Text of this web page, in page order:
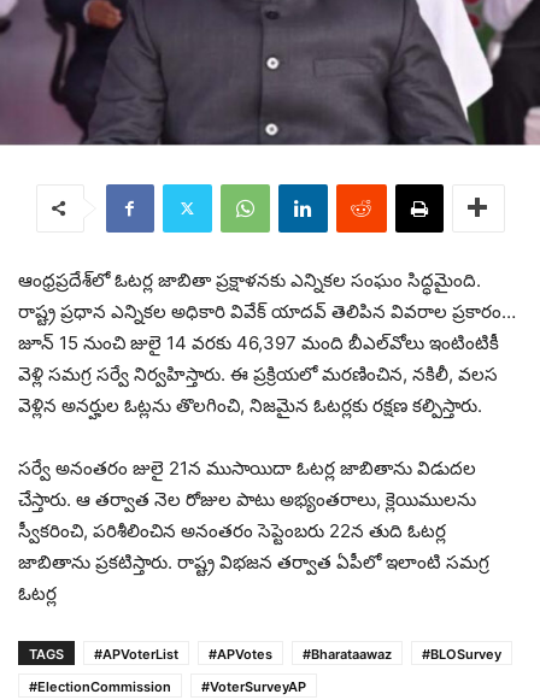
ఆంధ్రప్రదేశ్‌లో ఓటర్ల జాబితా ప్రక్షాళనకు ఎన్నికల సంఘం సిద్ధమైంది.
రాష్ట్ర ప్రధాన ఎన్నికల అధికారి వివేక్ యాదవ్ తెలిపిన వివరాల ప్రకారం…
జూన్ 15 నుంచి జులై 14 వరకు 46,397 మంది బీఎల్‌వోలు ఇంటింటికీ
వెళ్లి సమగ్ర సర్వే నిర్వహిస్తారు. ఈ ప్రక్రియలో మరణించిన, నకిలీ, వలస
వెళ్లిన అనర్హుల ఓట్లను తొలగించి, నిజమైన ఓటర్లకు రక్షణ కల్పిస్తారు.
సర్వే అనంతరం జులై 21న ముసాయిదా ఓటర్ల జాబితాను విడుదల
చేస్తారు. ఆ తర్వాత నెల రోజుల పాటు అభ్యంతరాలు, క్లెయిములను
స్వీకరించి, పరిశీలించిన అనంతరం సెప్టెంబరు 22న తుది ఓటర్ల
జాబితాను ప్రకటిస్తారు. రాష్ట్ర విభజన తర్వాత ఏపీలో ఇలాంటి సమగ్ర
ఓటర్ల
TAGS #APVoterList #APVotes #Bharataawaz
#BLOSurvey
#ElectionCommission
#VoterSurveyAP